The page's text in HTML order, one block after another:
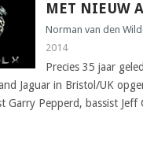
MET NIEUW
Norman van den
2014
Precies 35 jaar
Jaguar in Bristol/UK
Garry Pepperd, bassist Jeff